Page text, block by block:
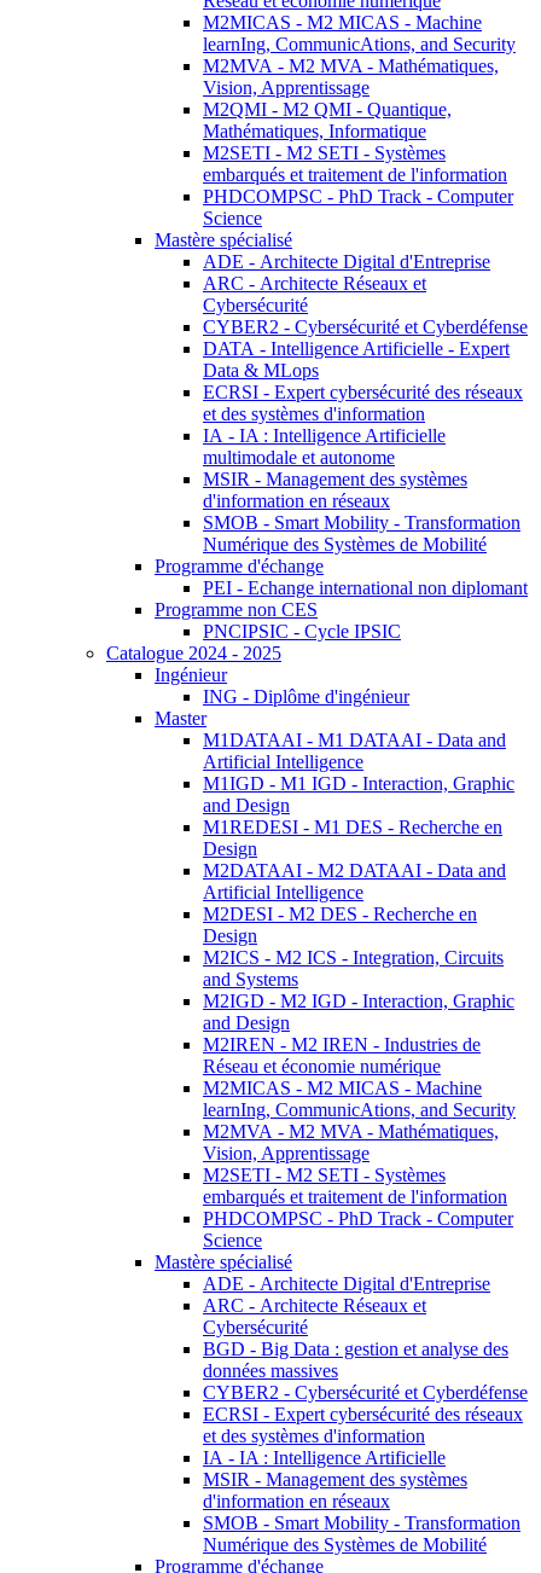
M2MICAS - M2 MICAS - Machine
learnIng, CommunicAtions, and Security
M2MVA - M2 MVA - Mathématiques,
Vision, Apprentissage
M2QMI - M2 QMI - Quantique,
Mathématiques, Informatique
M2SETI - M2 SETI - Systèmes
embarqués et traitement de l'information
PHDCOMPSC - PhD Track - Computer
Science
Mastère spécialisé
ADE - Architecte Digital d'Entreprise
ARC - Architecte Réseaux et
Cybersécurité
CYBER2 - Cybersécurité et Cyberdéfense
DATA - Intelligence Artificielle - Expert
Data & MLops
ECRSI - Expert cybersécurité des réseaux
et des systèmes d'information
IA - IA : Intelligence Artificielle
multimodale et autonome
MSIR - Management des systèmes
d'information en réseaux
SMOB - Smart Mobility - Transformation
Numérique des Systèmes de Mobilité
Programme d'échange
PEI - Echange international non diplomant
Programme non CES
PNCIPSIC - Cycle IPSIC
Catalogue 2024 - 2025
Ingénieur
ING - Diplôme d'ingénieur
Master
M1DATAAI - M1 DATAAI - Data and
Artificial Intelligence
M1IGD - M1 IGD - Interaction, Graphic
and Design
M1REDESI - M1 DES - Recherche en
Design
M2DATAAI - M2 DATAAI - Data and
Artificial Intelligence
M2DESI - M2 DES - Recherche en
Design
M2ICS - M2 ICS - Integration, Circuits
and Systems
M2IGD - M2 IGD - Interaction, Graphic
and Design
M2IREN - M2 IREN - Industries de
Réseau et économie numérique
M2MICAS - M2 MICAS - Machine
learnIng, CommunicAtions, and Security
M2MVA - M2 MVA - Mathématiques,
Vision, Apprentissage
M2SETI - M2 SETI - Systèmes
embarqués et traitement de l'information
PHDCOMPSC - PhD Track - Computer
Science
Mastère spécialisé
ADE - Architecte Digital d'Entreprise
ARC - Architecte Réseaux et
Cybersécurité
BGD - Big Data : gestion et analyse des
données massives
CYBER2 - Cybersécurité et Cyberdéfense
ECRSI - Expert cybersécurité des réseaux
et des systèmes d'information
IA - IA : Intelligence Artificielle
MSIR - Management des systèmes
d'information en réseaux
SMOB - Smart Mobility - Transformation
Numérique des Systèmes de Mobilité
Programme d'échange